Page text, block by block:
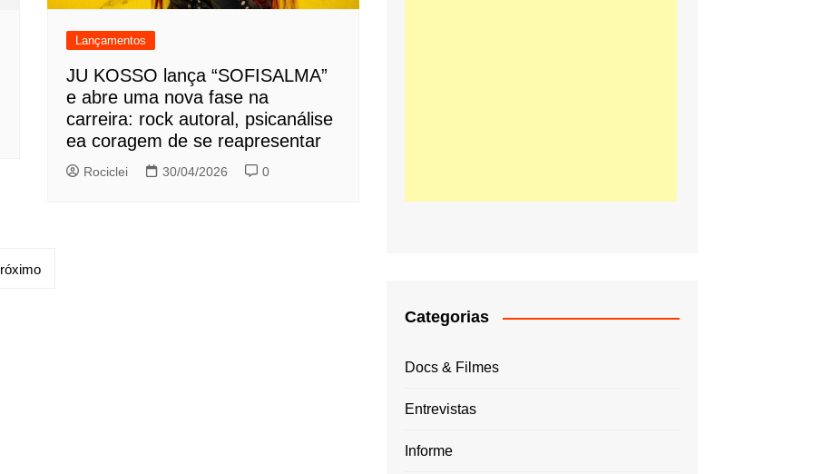
Lançamentos
JU KOSSO lança “SOFISALMA”
e abre uma nova fase na
carreira: rock autoral, psicanálise
ea coragem de se reapresentar
Rociclei 30/04/2026 0
Categorias
Docs & Filmes
Entrevistas
Informe